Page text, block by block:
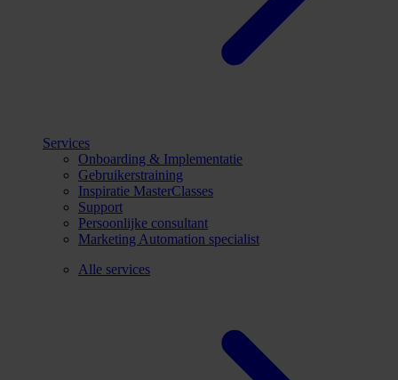
Services
Onboarding & Implementatie
Gebruikerstraining
Inspiratie MasterClasses
Support
Persoonlijke consultant
Marketing Automation specialist
Alle services